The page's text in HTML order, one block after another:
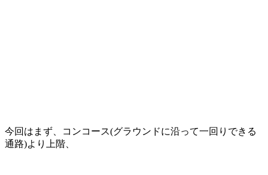
今回はまず、コンコース(グラウンドに沿って一回りできる
通路)より上階、